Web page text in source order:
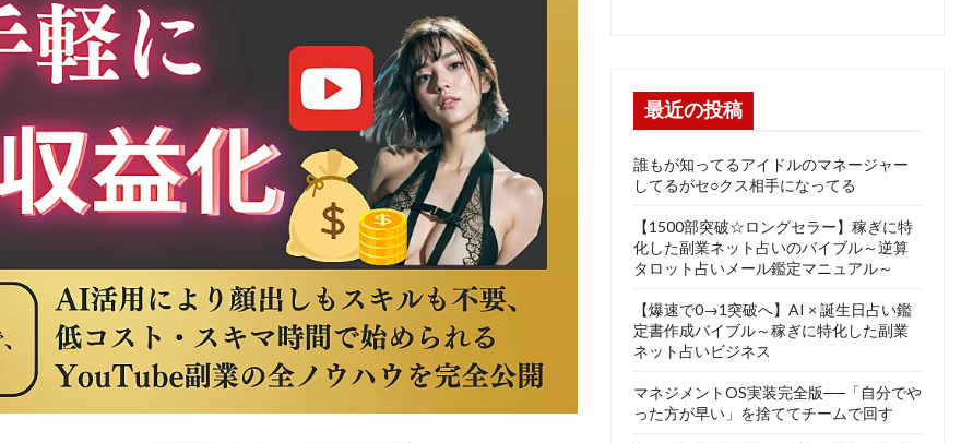
最近の投稿
誰もが知ってるアイドルのマネージャー
してるがセ○クス相手になってる
【1500部突破☆ロングセラー】稼ぎに特
化した副業ネット占いのバイブル～逆算
タロット占いメール鑑定マニュアル～
【爆速で0→1突破へ】AI × 誕生日占い鑑
定書作成バイブル～稼ぎに特化した副業
ネット占いビジネス
マネジメントOS実装完全版──「自分でや
った方が早い」を捨ててチームで回す